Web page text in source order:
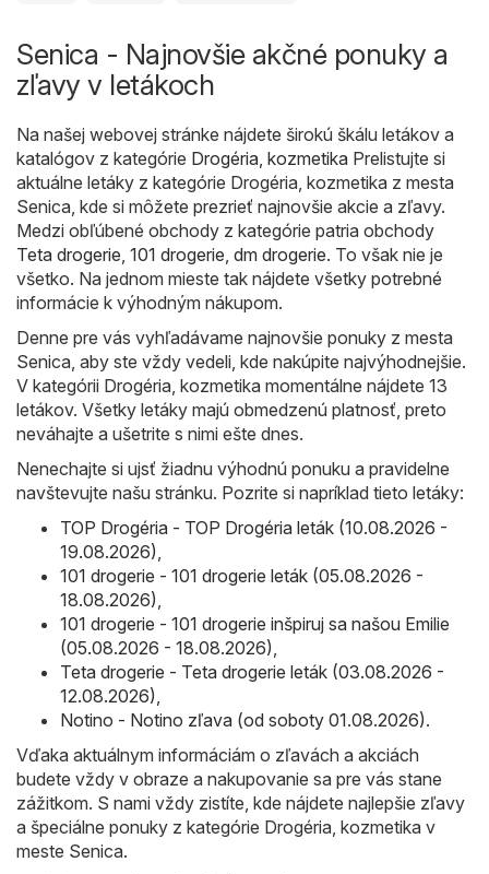
Senica - Najnovšie akčné ponuky a
zľavy v letákoch
Na našej webovej stránke nájdete širokú škálu letákov a
katalógov z kategórie Drogéria, kozmetika Prelistujte si
aktuálne letáky z kategórie Drogéria, kozmetika z mesta
Senica, kde si môžete prezrieť najnovšie akcie a zľavy.
Medzi obľúbené obchody z kategórie patria obchody
Teta drogerie, 101 drogerie, dm drogerie. To však nie je
všetko. Na jednom mieste tak nájdete všetky potrebné
informácie k výhodným nákupom.
Denne pre vás vyhľadávame najnovšie ponuky z mesta
Senica, aby ste vždy vedeli, kde nakúpite najvýhodnejšie.
V kategórii Drogéria, kozmetika momentálne nájdete 13
letákov. Všetky letáky majú obmedzenú platnosť, preto
neváhajte a ušetrite s nimi ešte dnes.
Nenechajte si ujsť žiadnu výhodnú ponuku a pravidelne
navštevujte našu stránku. Pozrite si napríklad tieto letáky:
TOP Drogéria - TOP Drogéria leták (10.08.2026 -
19.08.2026),
101 drogerie - 101 drogerie leták (05.08.2026 -
18.08.2026),
101 drogerie - 101 drogerie inšpiruj sa našou Emilie
(05.08.2026 - 18.08.2026),
Teta drogerie - Teta drogerie leták (03.08.2026 -
12.08.2026),
Notino - Notino zľava (od soboty 01.08.2026).
Vďaka aktuálnym informáciám o zľavách a akciách
budete vždy v obraze a nakupovanie sa pre vás stane
zážitkom. S nami vždy zistíte, kde nájdete najlepšie zľavy
a špeciálne ponuky z kategórie Drogéria, kozmetika v
meste Senica.